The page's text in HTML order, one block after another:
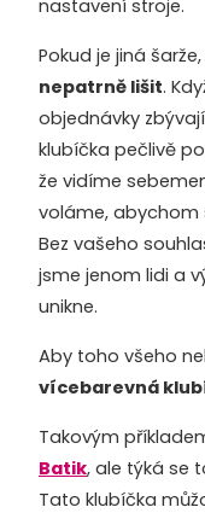
nastavení stroje.
Pokud je jiná šarže,
nepatrně lišit.
objednávky
klubíčka pečlivě
že vidíme
voláme, abychom
Bez vašeho
jsme jenom lidi a
unikne.
Aby toho všeho
vícebarevná
Takovým
Batik, ale týká se
Tato klubíčka